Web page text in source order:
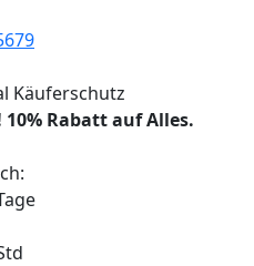
Käuferschutz
10% Rabatt auf Alles.